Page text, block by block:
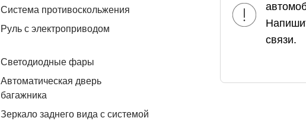
Система противоскольжения
Руль с электроприводом
Светодиодные фары
Автоматическая дверь
багажника
Зеркало заднего вида с системой
связи.